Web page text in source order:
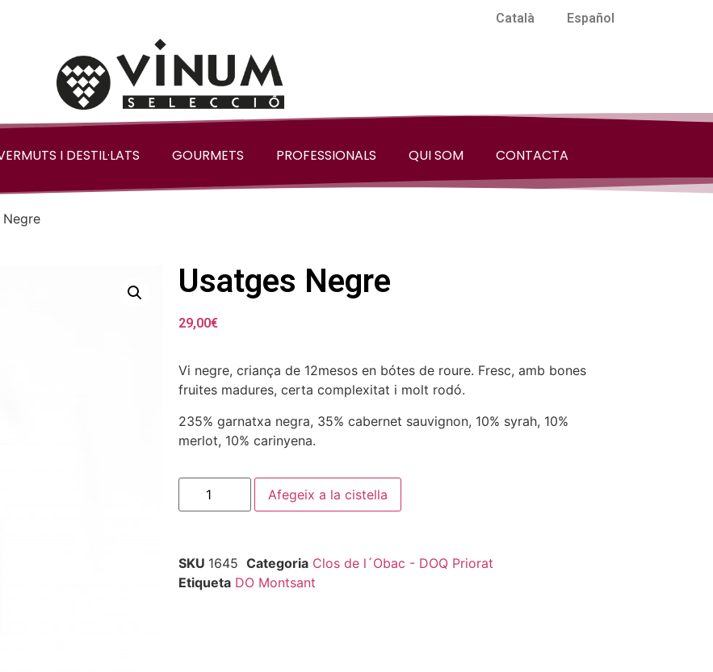
Català Español
I DESTIL·LATS GOURMETS PROFESSIONALS QUI SOM CONTACTA
Usatges Negre
29,00€
Vi negre, criança de 12mesos en bótes de roure. Fresc, amb bones
fruites madures, certa complexitat i molt rodó.
235% garnatxa negra, 35% cabernet sauvignon, 10% syrah, 10%
merlot, 10% carinyena.
Afegeix a la cistella
SKU 1645 Categoria Clos de l´Obac - DOQ Priorat
Etiqueta DO Montsant